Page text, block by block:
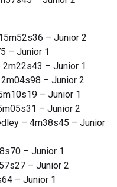
– Junior 2
– Junior 1
– Junior 1
– Junior 2
– Junior 1
– Junior 2
– 4m38s45 – Junior
– Junior 1
– Junior 2
– Junior 1